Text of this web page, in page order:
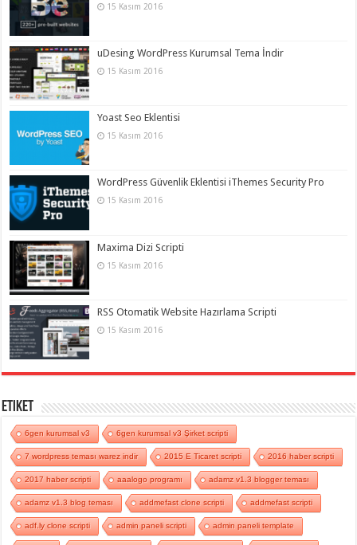
15 Kasım 2016
uDesing WordPress Kurumsal Tema İndir
15 Kasım 2016
Yoast Seo Eklentisi
15 Kasım 2016
WordPress Güvenlik Eklentisi iThemes Security Pro
15 Kasım 2016
Maxima Dizi Scripti
15 Kasım 2016
RSS Otomatik Website Hazırlama Scripti
15 Kasım 2016
Etiket
6gen kurumsal v3 6gen kurumsal v3 Şirket scripti
7 wordpress teması warez indir 2015 E Ticaret scripti 2016 haber scripti
2017 haber scripti aaalogo programı adamz v1.3 blogger teması
adamz v1.3 blog teması addmefast clone scripti addmefast scripti
adf.ly clone scripti admin paneli scripti admin paneli template